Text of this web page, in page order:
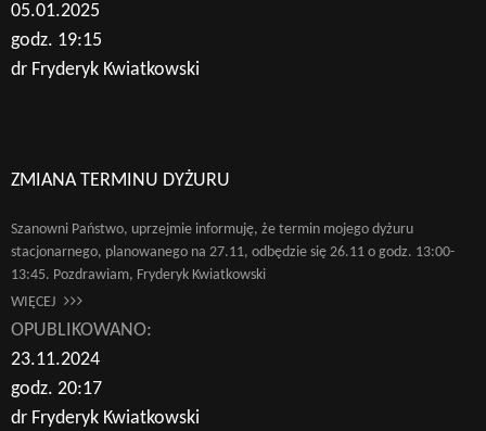
05.01.2025
godz. 19:15
dr Fryderyk Kwiatkowski
ZMIANA TERMINU DYŻURU
Szanowni Państwo, uprzejmie informuję, że termin mojego dyżuru
stacjonarnego, planowanego na 27.11, odbędzie się 26.11 o godz. 13:00-
13:45. Pozdrawiam, Fryderyk Kwiatkowski
WIĘCEJ
OPUBLIKOWANO:
23.11.2024
godz. 20:17
dr Fryderyk Kwiatkowski